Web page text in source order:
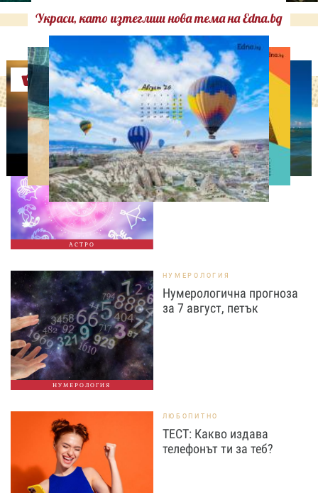
Украси, като изтеглиш нова тема на Edna.bg
Оферти
АСТРО
АСТРОЛОГИЯ
Дневен хороскоп за 7
август, петък
НУМЕРОЛОГИЯ
НУМЕРОЛОГИЯ
Нумерологична прогноза
за 7 август, петък
ЛЮБОПИТНО
ТЕСТ: Какво издава
телефонът ти за теб?